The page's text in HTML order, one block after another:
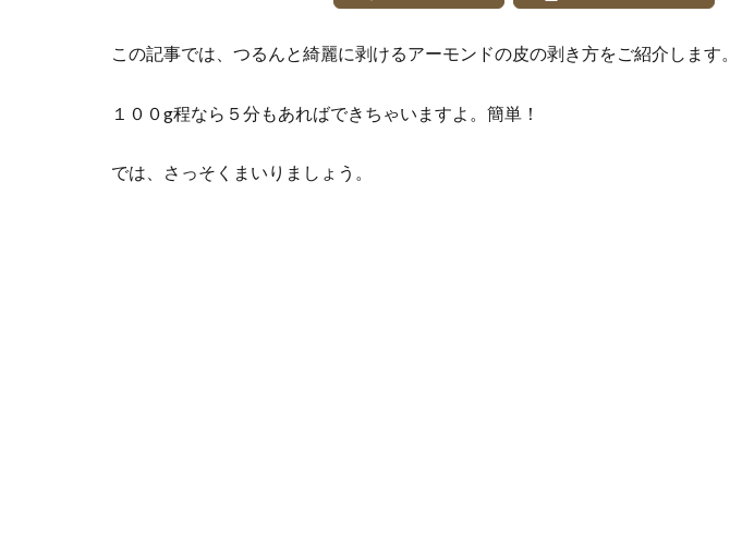
この記事では、つるんと綺麗に剥けるアーモンドの皮の剥き方をご紹介します。
１００g程なら５分もあればできちゃいますよ。簡単！
では、さっそくまいりましょう。